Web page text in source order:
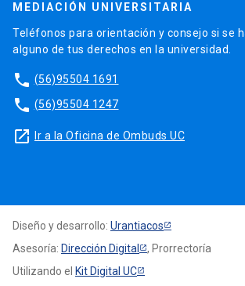
MEDIACIÓN UNIVERSITARIA
Teléfonos para orientación y consejo si se
alguno de tus derechos en la universidad.
phone (56)95504 1691
phone (56)95504 1247
launch Ir a la Oficina de Ombuds UC
Diseño y desarrollo: Urantiacos
Asesoría: Dirección Digital
, Prorrectoría
Utilizando el Kit Digital UC